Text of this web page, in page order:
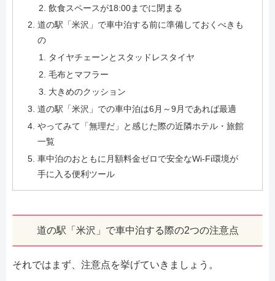
飲食スペースが18:00までに閉まる
道の駅「米沢」で車中泊する前に準備しておくべきも
の
タイヤチェーンとスタッドレスタイヤ
毛布とマフラー
大きめのクッション
道の駅「米沢」での車中泊は6月～9月であれば最適
やってみて「無理だ」と感じた際の近隣ホテル・旅館
一覧
車中泊のおともに月額料金ゼロで安全なWi-Fi環境が
手に入る便利ツール
道の駅「米沢」で車中泊する際の2つの注意点
それではまず、注意点を挙げていきましょう。